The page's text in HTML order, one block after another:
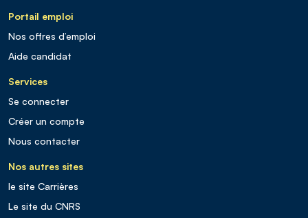
Portail emploi
Nos offres d’emploi
Aide candidat
Services
Se connecter
Créer un compte
Nous contacter
Nos autres sites
le site Carrières
Le site du CNRS